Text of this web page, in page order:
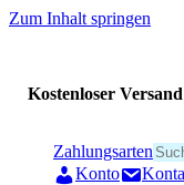
Zum Inhalt springen
Kostenloser
Zahlungsarten
Konto